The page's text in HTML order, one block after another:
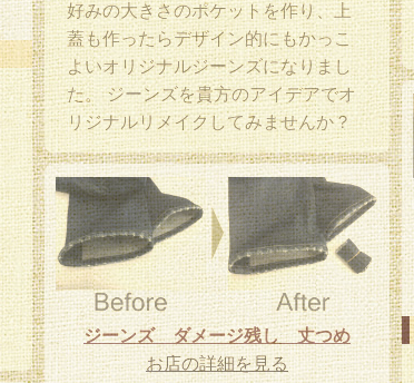
好みの大きさのポケットを作り、上
蓋も作ったらデザイン的にもかっこ
よいオリジナルジーンズになりまし
た。 ジーンズを貴方のアイデアでオ
リジナルリメイクしてみませんか？
ジーンズ ダメージ残し 丈つめ
お店の詳細を見る